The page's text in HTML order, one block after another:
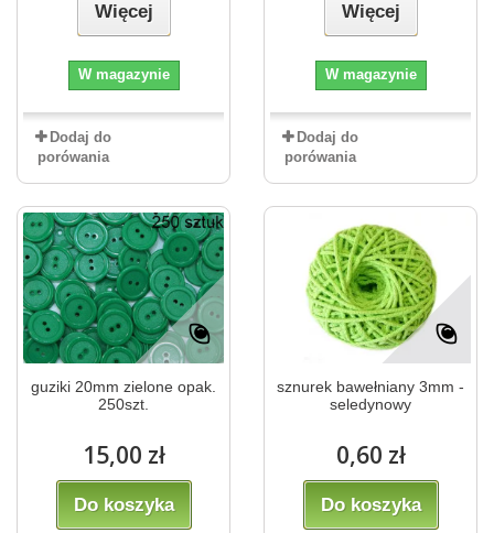
Więcej
W magazynie
Dodaj do
porówania
Więcej
W magazynie
Dodaj do
porówania
guziki 20mm zielone opak.
250szt.
15,00 zł
Do koszyka
sznurek bawełniany 3mm -
seledynowy
0,60 zł
Do koszyka